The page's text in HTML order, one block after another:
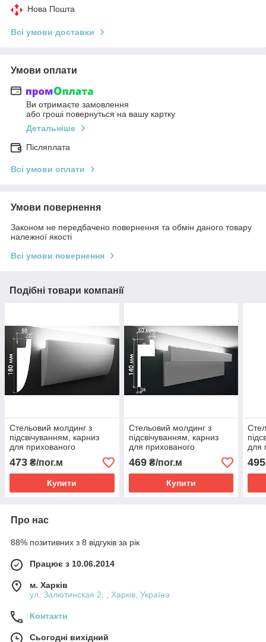
Нова Пошта
Всі умови доставки
Умови оплати
Ви отримаєте замовлення
або гроші повернуться на вашу картку
Детальніше
Післяплата
Всі умови оплати
Умови повернення
Законом не передбачено повернення та обмін даного товару
належної якості
Всі умови повернення
Подібні товари компанії
Стельовий молдинг з
підсвічуванням, карниз
для прихованого
473 ₴/пог.м
Купити
Стельовий молдинг з
підсвічуванням, карниз
для прихованого
469₴/пог.м
Купити
для
495
Про нас
88% позитивних з 8 відгуків за рік
Працює з 10.06.2014
м. Харків
ул. Залютинская 2; , Харків, Україна
Контакти
Сьогодні вихідний